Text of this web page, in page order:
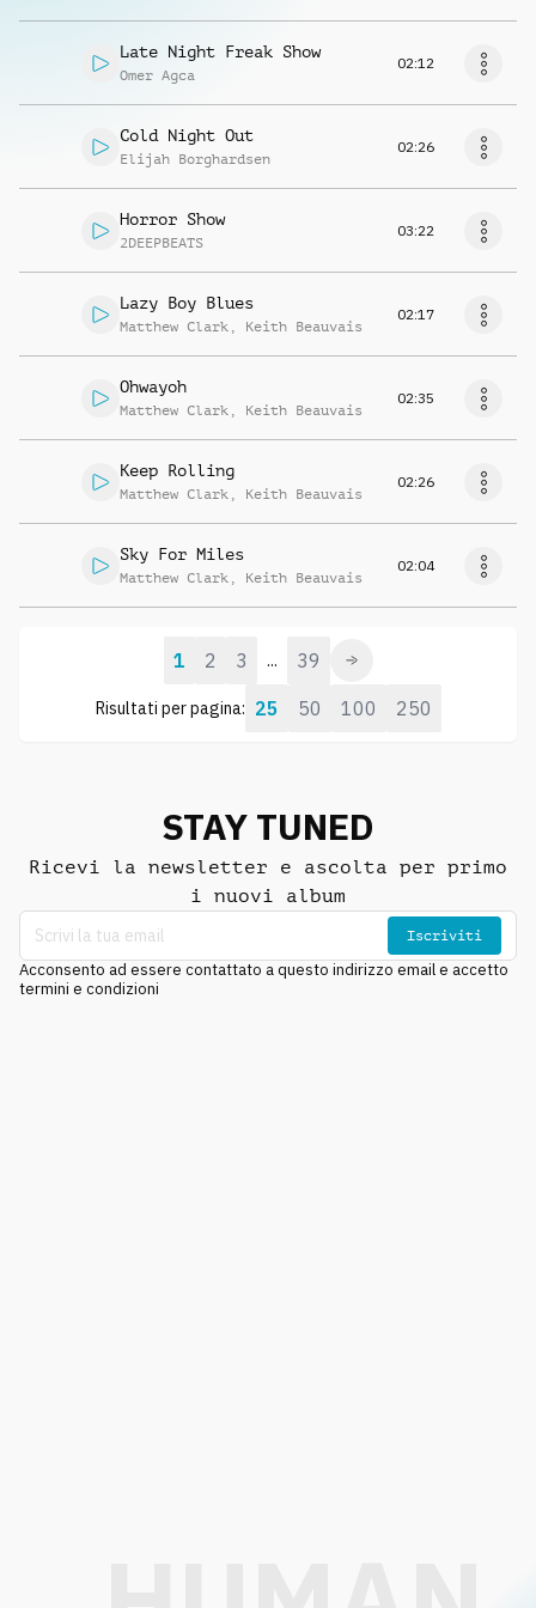
Late Night Freak Show
Omer Agca
02:12
Cold Night Out
Elijah Borghardsen
02:26
Horror Show
2DEEPBEATS
03:22
Lazy Boy Blues
Matthew Clark , Keith Beauvais
02:17
Ohwayoh
Matthew Clark , Keith Beauvais
02:35
Keep Rolling
Matthew Clark , Keith Beauvais
02:26
Sky For Miles
Matthew Clark , Keith Beauvais
02:04
Risultati per pagina: 25 50 100 250
1 2 3 ... 39
STAY TUNED
Ricevi la newsletter e ascolta per primo
i nuovi album
Iscriviti
Acconsento ad essere contattato a questo indirizzo email e accetto
termini e condizioni